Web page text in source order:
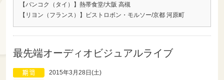
【バンコク（タイ）】熱帯食堂/大阪 高槻
【リヨン（フランス）】ビストロボン・モルソー/京都 河原町
最先端オーディオビジュアルライブ
2015年3月28日(土)